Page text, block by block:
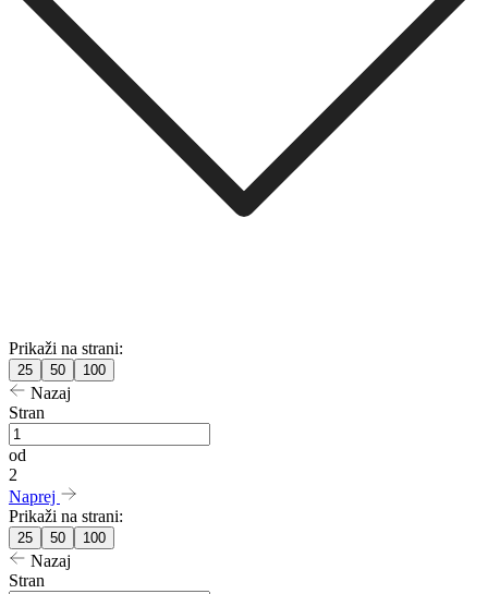
Prikaži na strani:
25 50 100
Nazaj
Stran
od
2
Naprej
Prikaži na strani:
25 50 100
Nazaj
Stran